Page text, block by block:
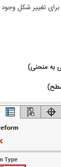
تغییر شکل وجود